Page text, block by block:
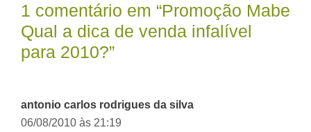
1 comentário em “Promoção Mabe
Qual a dica de venda infalível
para 2010?”
antonio carlos rodrigues da silva
06/08/2010 às 21:19